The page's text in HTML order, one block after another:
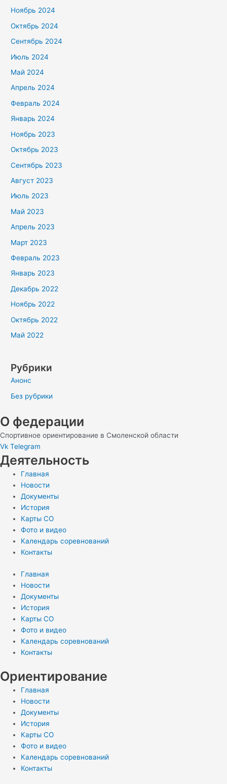
Ноябрь 2024
Октябрь 2024
Сентябрь 2024
Июль 2024
Май 2024
Апрель 2024
Февраль 2024
Январь 2024
Ноябрь 2023
Октябрь 2023
Сентябрь 2023
Август 2023
Июль 2023
Май 2023
Апрель 2023
Март 2023
Февраль 2023
Январь 2023
Декабрь 2022
Ноябрь 2022
Октябрь 2022
Май 2022
Рубрики
Анонс
Без рубрики
О федерации
Спортивное ориентирование в Смоленской области
Vk Telegram
Деятельность
Главная
Новости
Документы
История
Карты СО
Фото и видео
Календарь соревнований
Контакты
Главная
Новости
Документы
История
Карты СО
Фото и видео
Календарь соревнований
Контакты
Ориентирование
Главная
Новости
Документы
История
Карты СО
Фото и видео
Календарь соревнований
Контакты